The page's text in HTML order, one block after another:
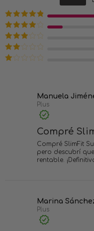
Valorado en
5
de 5
Valorado
en 4
Valorado
en
5
Valorado
Manuela
Plus
Compré
Compré SlimFit
pero descubrí
rentable.
Marina
Plus